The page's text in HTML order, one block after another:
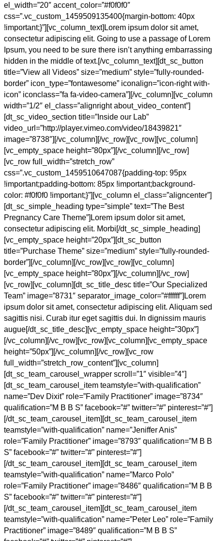
el_width=”20″ accent_color=”#f0f0f0″
css=”.vc_custom_1459509135400{margin-bottom: 40px
!important;}”][vc_column_text]Lorem ipsum dolor sit amet,
consectetur adipiscing elit. Going to use a passage of Lorem
Ipsum, you need to be sure there isn’t anything embarrassing
hidden in the middle of text.[/vc_column_text][dt_sc_button
title=”View all Videos” size=”medium” style=”fully-rounded-
border” icon_type=”fontawesome” iconalign=”icon-right with-
icon” iconclass=”fa fa-video-camera”][/vc_column][vc_column
width=”1/2″ el_class=”alignright about_video_content”]
[dt_sc_video_section title=”Inside our Lab”
video_url=”http://player.vimeo.com/video/18439821″
image=”8738″][/vc_column][/vc_row][vc_row][vc_column]
[vc_empty_space height=”80px”][/vc_column][/vc_row]
[vc_row full_width=”stretch_row”
css=”.vc_custom_1459510647087{padding-top: 95px
!important;padding-bottom: 85px !important;background-
color: #f0f0f0 !important;}”][vc_column el_class=”aligncenter”]
[dt_sc_simple_heading type=”simple” text=”The Best
Pregnancy Care Theme”]Lorem ipsum dolor sit amet,
consectetur adipiscing elit. Morbi[/dt_sc_simple_heading]
[vc_empty_space height=”20px”][dt_sc_button
title=”Purchase Theme” size=”medium” style=”fully-rounded-
border”][/vc_column][/vc_row][vc_row][vc_column]
[vc_empty_space height=”80px”][/vc_column][/vc_row]
[vc_row][vc_column][dt_sc_title_desc title=”Our Specialized
Team” image=”8731″ separator_image_color=”#ffffff”]Lorem
ipsum dolor sit amet, consectetur adipiscing elit. Aliquam sed
sagittis nisi. Curab itur eget sagittis dui. In dignissim mauris
augue[/dt_sc_title_desc][vc_empty_space height=”30px”]
[/vc_column][/vc_row][vc_row][vc_column][vc_empty_space
height=”50px”][/vc_column][/vc_row][vc_row
full_width=”stretch_row_content”][vc_column]
[dt_sc_team_carousel_wrapper scroll=”1″ visible=”4″]
[dt_sc_team_carousel_item teamstyle=”with-qualification”
name=”Dev Dixit” role=”Family Practitioner” image=”8734″
qualification=”M B B S” facebook=”#” twitter=”#” pinterest=”#”]
[/dt_sc_team_carousel_item][dt_sc_team_carousel_item
teamstyle=”with-qualification” name=”Jeniffer Anis”
role=”Family Practitioner” image=”8793″ qualification=”M B B
S” facebook=”#” twitter=”#” pinterest=”#”]
[/dt_sc_team_carousel_item][dt_sc_team_carousel_item
teamstyle=”with-qualification” name=”Marco Polo”
role=”Family Practitioner” image=”8486″ qualification=”M B B
S” facebook=”#” twitter=”#” pinterest=”#”]
[/dt_sc_team_carousel_item][dt_sc_team_carousel_item
teamstyle=”with-qualification” name=”Peter Leo” role=”Family
Practitioner” image=”8489″ qualification=”M B B S”